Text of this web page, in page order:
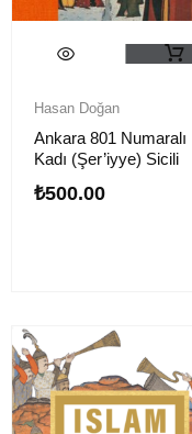
Hasan Doğan
Ankara 801 Numaralı
Kadı (Şer’iyye) Sicili
₺500.00